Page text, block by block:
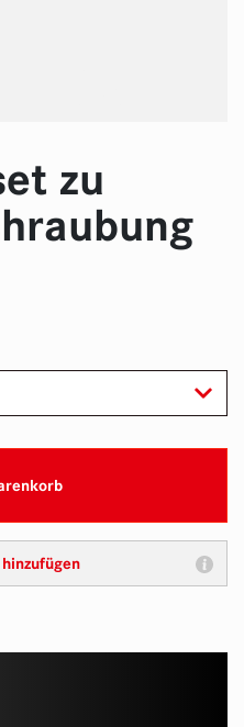
zu